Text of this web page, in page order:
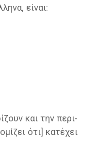
είναι:
και την περι-
ότι] κατέχει